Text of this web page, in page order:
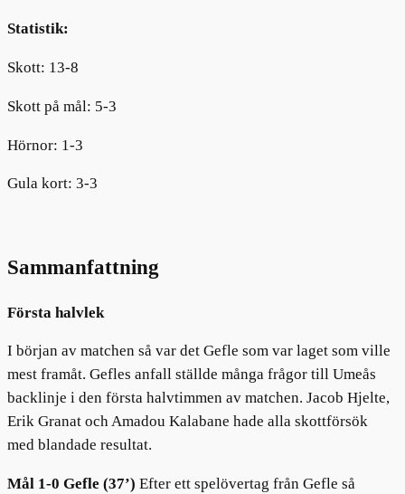
Statistik:
Skott: 13-8
Skott på mål: 5-3
Hörnor: 1-3
Gula kort: 3-3
Sammanfattning
Första halvlek
I början av matchen så var det Gefle som var laget som ville
mest framåt. Gefles anfall ställde många frågor till Umeås
backlinje i den första halvtimmen av matchen. Jacob Hjelte,
Erik Granat och Amadou Kalabane hade alla skottförsök
med blandade resultat.
Mål 1-0 Gefle (37’) Efter ett spelövertag från Gefle så